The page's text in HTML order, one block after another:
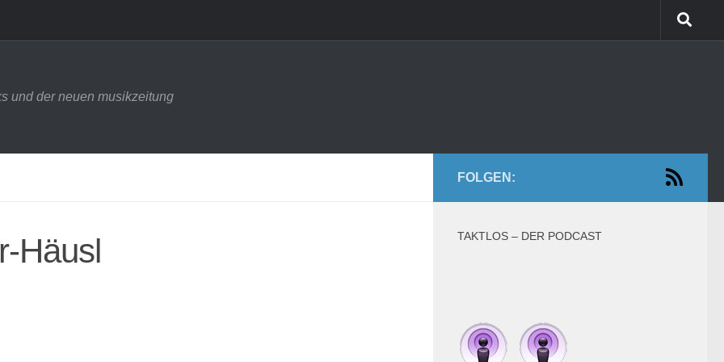
und der neuen musikzeitung
Häusl
FOLGEN:
TAKTLOS – DER PODCAST